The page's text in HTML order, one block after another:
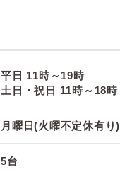
平日 11時～19時
土日・祝日 11時～18時
月曜日(火曜不定休有り)
5台